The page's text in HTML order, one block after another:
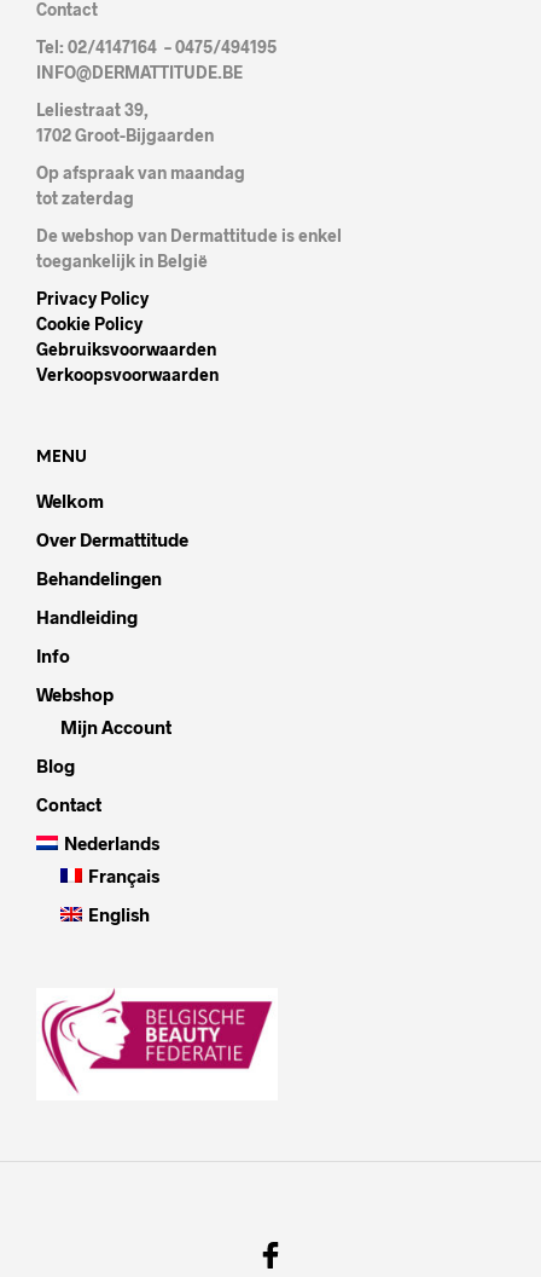
Contact
Tel: 02/4147164 – 0475/494195
INFO@DERMATTITUDE.BE
Leliestraat 39,
1702 Groot-Bijgaarden
Op afspraak van maandag
tot zaterdag
De webshop van Dermattitude is enkel
toegankelijk in België
Privacy Policy
Cookie Policy
Gebruiksvoorwaarden
Verkoopsvoorwaarden
MENU
Welkom
Over Dermattitude
Behandelingen
Handleiding
Info
Webshop
Mijn Account
Blog
Contact
Nederlands
Français
English